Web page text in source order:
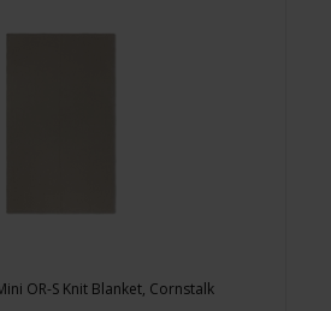
OR-S Knit Blanket, Cornstalk